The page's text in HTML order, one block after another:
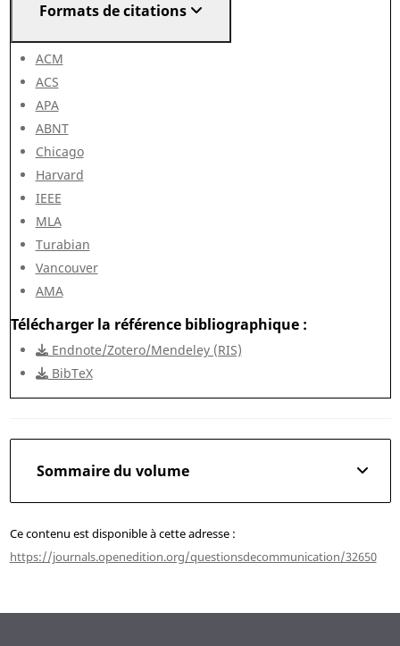
Formats de citations
ACM
ACS
APA
ABNT
Chicago
Harvard
IEEE
MLA
Turabian
Vancouver
AMA
Télécharger la référence bibliographique
Endnote/Zotero/Mendeley (RIS)
BibTeX
Sommaire du volume
Ce contenu est disponible à cette adresse :
https://journals.openedition.org/questionsdecommunication/32650